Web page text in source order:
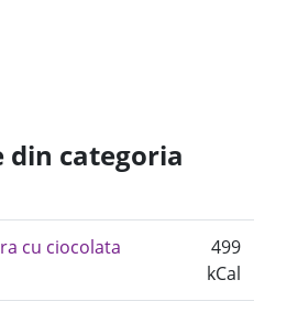
categoria
cu ciocolata
499
kCal